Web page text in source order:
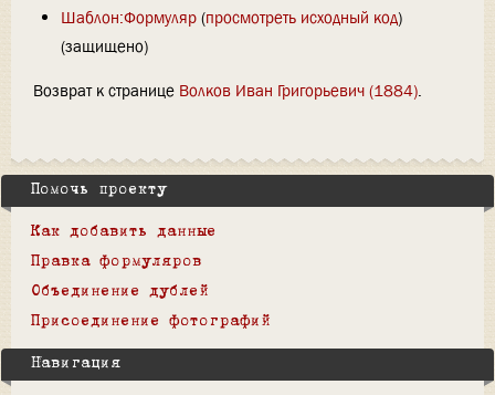
Шаблон:Формуляр(просмотреть исходный код)
(защищено)
Возврат к странице Волков Иван Григорьевич (1884).
Помочь проекту
Как добавить данные
Правка формуляров
Объединение дублей
Присоединение фотографий
Навигация